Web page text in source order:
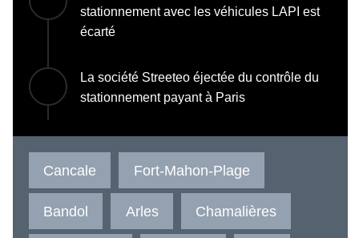
stationnement avec les véhicules LAPI est
écarté
La société Streeteo éjectée du contrôle du
stationnement payant à Paris
Cancale Fort-Mahon-Plage
Bandol Arles Chamalières